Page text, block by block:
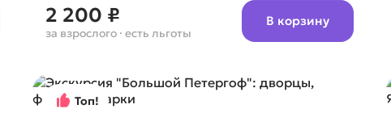
2 200 ₽
за взрослого · есть льготы
В корзину
Топ!